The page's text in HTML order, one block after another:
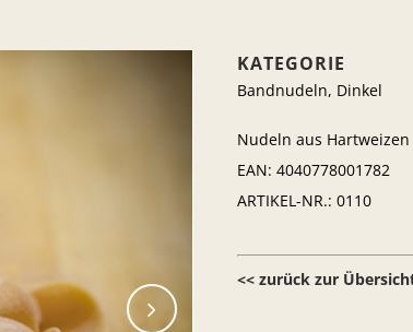
KATEGORIE
Bandnudeln, Dinkel
Nudeln aus Hartweizen
EAN: 4040778001782
ARTIKEL-NR.: 0110
<< zurück zur